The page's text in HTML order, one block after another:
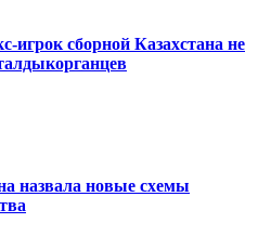
игрок сборной Казахстана не
назвала новые схемы